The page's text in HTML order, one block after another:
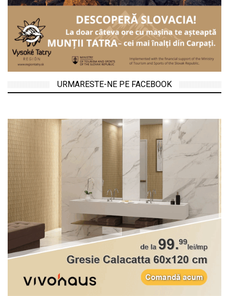
URMARESTE-NE PE FACEBOOK